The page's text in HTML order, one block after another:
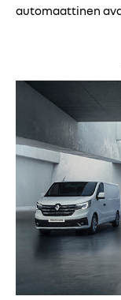
automaattinen